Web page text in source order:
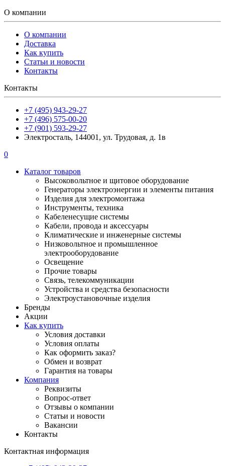
О компании
О компании
Доставка
Как купить
Статьи и новости
Контакты
Контакты
+7 (495) 943-29-27
+7 (496) 575-00-20
+7 (901) 593-29-27
Электросталь, 144001, ул. Трудовая, д. 1в
0
Каталог товаров
Высоковольтное и щитовое оборудование
Генераторы электроэнергии и элементы питания
Изделия для электромонтажа
Инструменты, техника
Кабеленесущие системы
Кабели, провода и аксессуары
Климатические и инженерные системы
Низковольтное и промышленное
электрооборудование
Освещение
Прочие товары
Связь, телекоммуникации
Устройства и средства безопасности
Электроустановочные изделия
Бренды
Акции
Как купить
Условия доставки
Условия оплаты
Как оформить заказ?
Обмен и возврат
Гарантия на товары
Компания
Реквизиты
Вопрос-ответ
Отзывы о компании
Статьи и новости
Вакансии
Контакты
Контактная информация